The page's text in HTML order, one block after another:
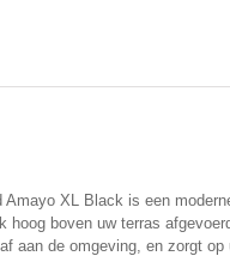
Amayo XL Black is een
hoog boven uw terras
aan de omgeving, en zorgt